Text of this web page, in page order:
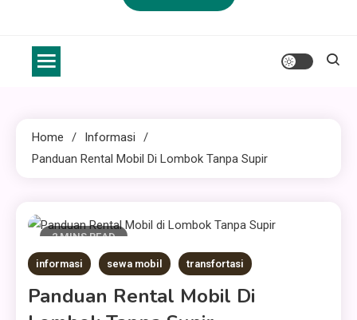
Home
Informasi
Panduan Rental Mobil Di Lombok Tanpa Supir
2 MINS READ
informasi sewa mobil transfortasi
Panduan Rental Mobil Di